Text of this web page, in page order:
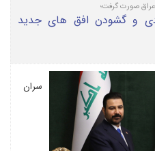
عراق صورت گرفت؛
و گشودن افق های جدید
سران